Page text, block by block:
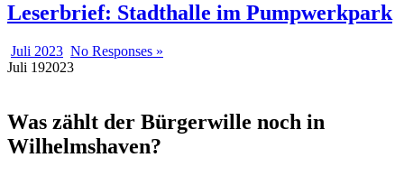
Leserbrief: Stadthalle im Pumpwerkpark
Juli 2023 No Responses »
Juli 192023
Was zählt der Bürgerwille noch in
Wilhelmshaven?